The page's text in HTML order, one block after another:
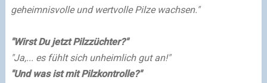
geheimnisvolle und wertvolle Pilze wachsen."
"Wirst Du jetzt Pilzzüchter?"
"Ja,... es fühlt sich unheimlich gut an!"
"Und was ist mit Pilzkontrolle?"